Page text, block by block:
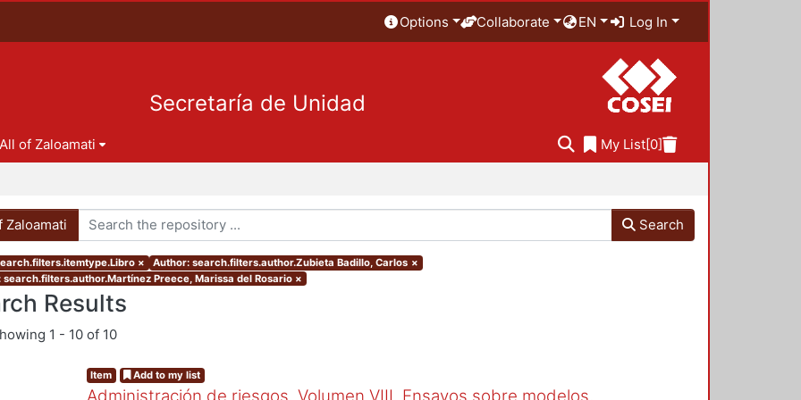
Options Collaborate EN Log In
Secretaría de Unidad
All of Zaloamati My List[0]
Zaloamati Search
× Author: search.filters.author.Zubieta Badillo, Carlos ×
search.filters.author.Martínez Preece, Marissa del Rosario ×
Results
1 - 10 of 10
Item Add to my list